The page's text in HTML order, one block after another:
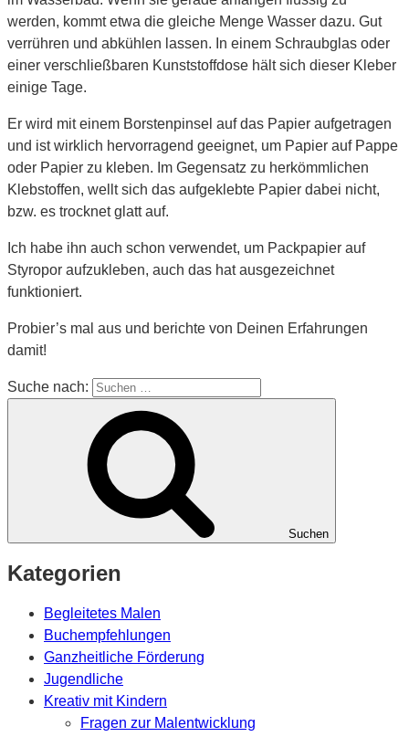
werden, kommt etwa die gleiche Menge Wasser dazu. Gut
verrühren und abkühlen lassen. In einem Schraubglas oder
einer verschließbaren Kunststoffdose hält sich dieser Kleber
einige Tage.
Er wird mit einem Borstenpinsel auf das Papier aufgetragen
und ist wirklich hervorragend geeignet, um Papier auf Pappe
oder Papier zu kleben. Im Gegensatz zu herkömmlichen
Klebstoffen, wellt sich das aufgeklebte Papier dabei nicht,
bzw. es trocknet glatt auf.
Ich habe ihn auch schon verwendet, um Packpapier auf
Styropor aufzukleben, auch das hat ausgezeichnet
funktioniert.
Probier’s mal aus und berichte von Deinen Erfahrungen
damit!
Suche nach:
Suchen
Kategorien
Begleitetes Malen
Buchempfehlungen
Ganzheitliche Förderung
Jugendliche
Kreativ mit Kindern
Fragen zur Malentwicklung